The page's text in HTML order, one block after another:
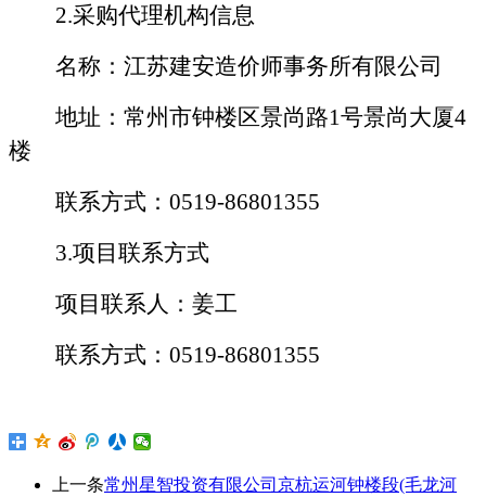
2.采购代理机构信息
名称： 江苏建安造价师事务所有限公司
地址：常州市钟楼区景尚路1号景尚大厦4
楼
联系方式： 0519-86801355
3.项目联系方式
项目联系人： 姜工
联系方式： 0519-86801355
上一条常州星智投资有限公司京杭运河钟楼段(毛龙河